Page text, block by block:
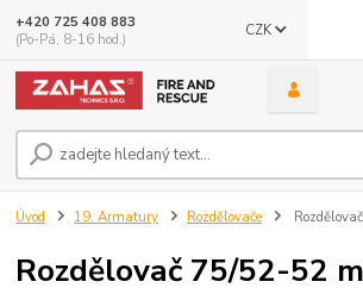
CZK
+420 725 408 883
(Po-Pá, 8-16 hod.)
Úvod 19. Armatury Rozdělovače
Rozdělovač 75/52-52